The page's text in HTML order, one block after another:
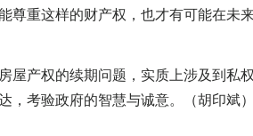
尊重这样的财产权，也才有可能在未
产权的续期问题，实质上涉及到私
，考验政府的智慧与诚意。（胡印斌）